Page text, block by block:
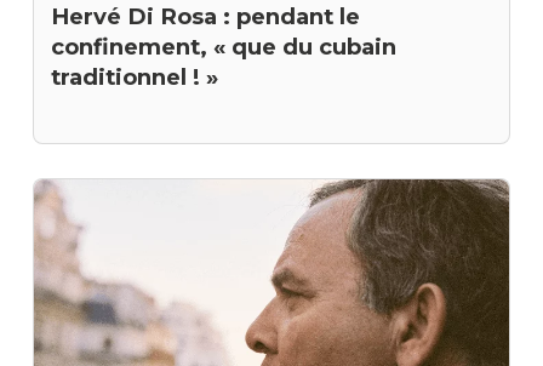
Hervé Di Rosa : pendant le
confinement, « que du cubain
traditionnel ! »